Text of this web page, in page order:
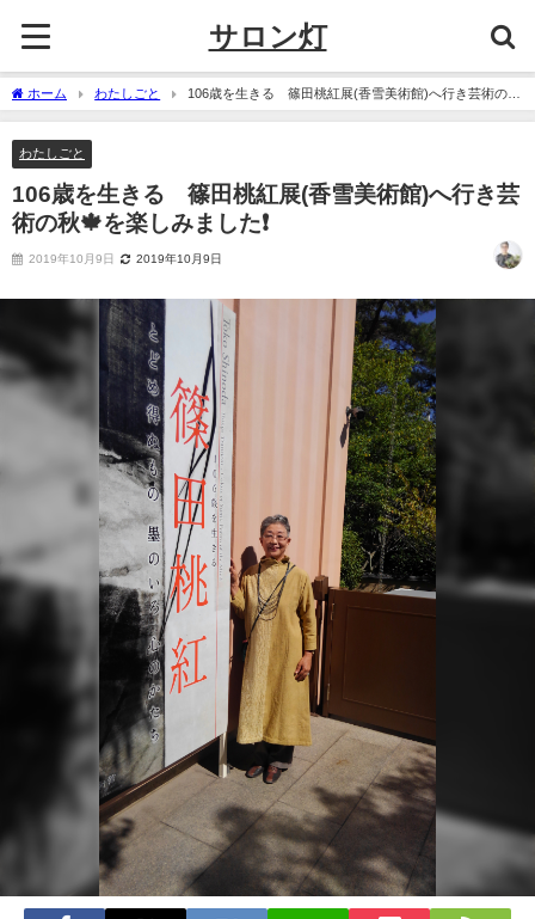
サロン灯
ホーム わたしごと
106歳を生きる 篠田桃紅展(香雪美術館)へ行き芸術の秋
🍁を楽しみました❗
わたしごと
106歳を生きる 篠田桃紅展(香雪美術館)へ行き芸
術の秋🍁を楽しみました❗
2019年10月9日 2019年10月9日